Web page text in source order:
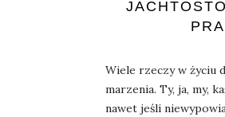
Wiele rzeczy w życiu
marzenia. Ty, ja, my,
nawet jeśli